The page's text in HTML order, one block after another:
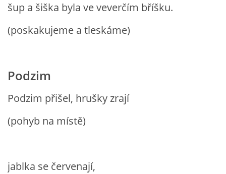
BÁSNĚ K TÉMATU LÉTO
PÍSNĚ K TÉMATU PODZIM
BÁSNĚ K TÉMATU PODZIM
PÍSNĚ K TÉMATU ZIMA
šup a šiška byla ve veverčím bříšku.
(poskakujeme a tleskáme)
Podzim
Podzim přišel, hrušky zrají
(pohyb na místě)
jablka se červenají,